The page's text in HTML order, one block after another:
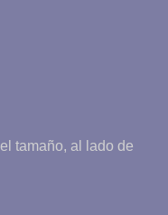
tamaño, al lado de